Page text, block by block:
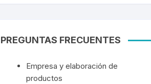
PREGUNTAS FRECUENTES
Empresa y elaboración de
productos